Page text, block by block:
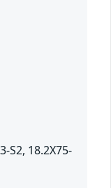
S2, 18.2X75-